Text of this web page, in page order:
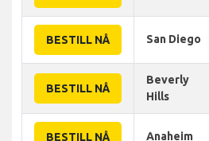
BESTILL NÅ San Diego
BESTILL NÅ
Beverly
Hills
BESTILL NÅ Anaheim